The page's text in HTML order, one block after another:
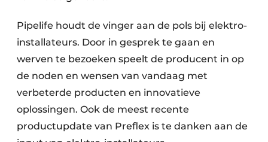
Pipelife houdt de vinger aan de pols bij elektro-
installateurs. Door in gesprek te gaan en
werven te bezoeken speelt de producent in op
de noden en wensen van vandaag met
verbeterde producten en innovatieve
oplossingen. Ook de meest recente
productupdate van Preflex is te danken aan de